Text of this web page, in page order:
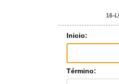
16-
Inicio:
Término: